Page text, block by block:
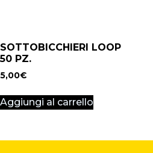
SOTTOBICCHIERI LOOP
50 PZ.
5,00€
Aggiungi al carrello